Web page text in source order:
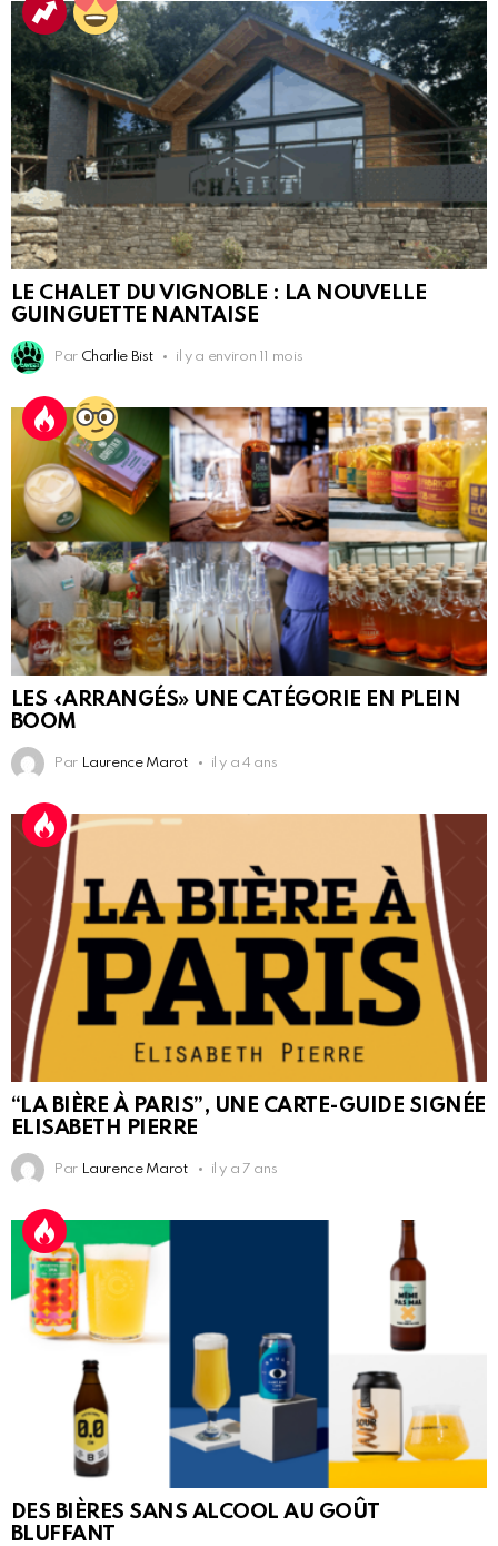
LE CHALET DU VIGNOBLE : LA NOUVELLE
GUINGUETTE NANTAISE
Par Charlie Bist il y a environ 11 mois
LES «ARRANGÉS» UNE CATÉGORIE EN PLEIN
BOOM
Par Laurence Marot il y a 4 ans
“LA BIÈRE À PARIS”, UNE CARTE-GUIDE SIGNÉE
ELISABETH PIERRE
Par Laurence Marot il y a 7 ans
DES BIÈRES SANS ALCOOL AU GOÛT
BLUFFANT